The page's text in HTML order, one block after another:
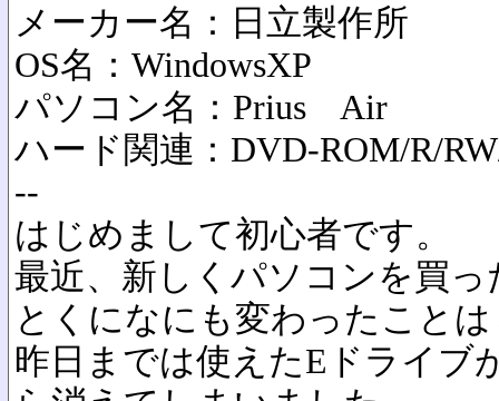
メーカー名：日立製作所
OS名：WindowsXP
パソコン名：Prius Air
ハード関連：DVD-ROM/R/
--
はじめまして初心者です。
最近、新しくパソコンを買
とくになにも変わったこと
昨日までは使えたEドライブ